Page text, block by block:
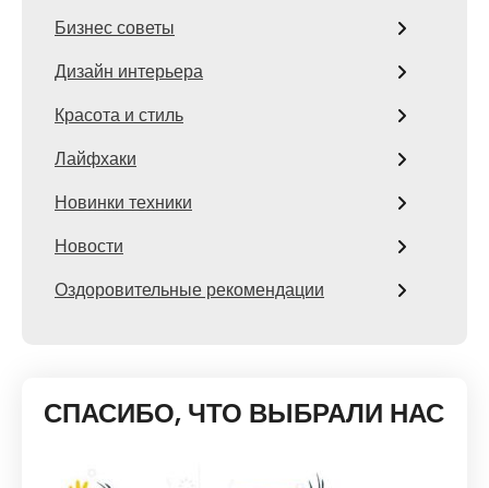
Бизнес советы
Дизайн интерьера
Красота и стиль
Лайфхаки
Новинки техники
Новости
Оздоровительные рекомендации
СПАСИБО, ЧТО ВЫБРАЛИ НАС